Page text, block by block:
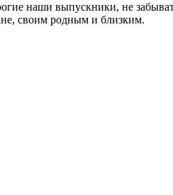
наши выпускники, не
своим родным и близким.